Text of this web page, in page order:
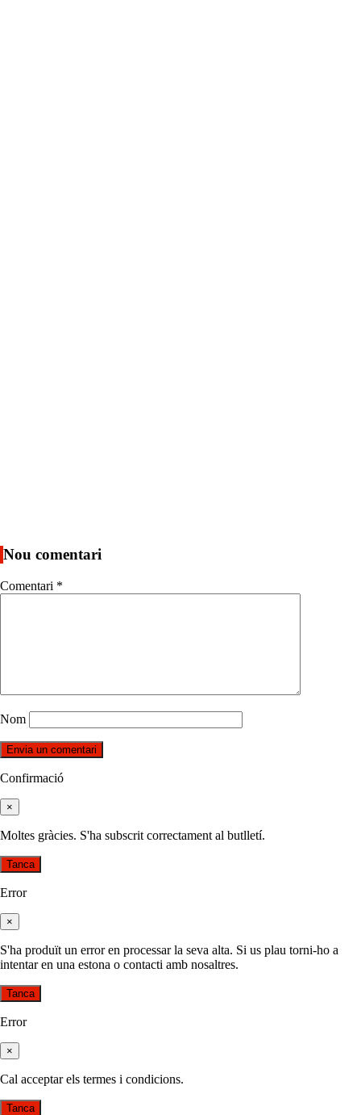
Nou comentari
Comentari *
Nom
Confirmació
×
Moltes gràcies. S'ha subscrit correctament al butlletí.
Tanca
Error
×
S'ha produït un error en processar la seva alta. Si us plau torni-ho a
intentar en una estona o contacti amb nosaltres.
Tanca
Error
×
Cal acceptar els termes i condicions.
Tanca